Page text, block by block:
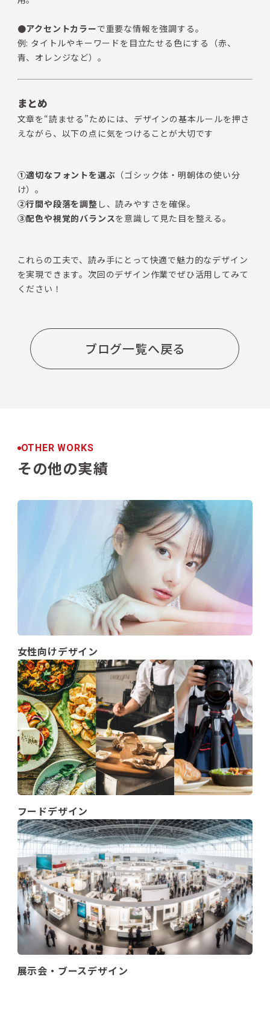
●アクセントカラーで重要な情報を強調する。
例: タイトルやキーワードを目立たせる色にする（赤、
青、オレンジなど）。
まとめ
文章を“読ませる”ためには、デザインの基本ルールを押さ
えながら、以下の点に気をつけることが大切です
①適切なフォントを選ぶ （ゴシック体・明朝体の使い分
け）。
②行間や段落を調整 し、読みやすさを確保。
③配色や視覚的バランスを意識して見た目を整える。
これらの工夫で、読み手にとって快適で魅力的なデザイン
を実現できます。次回のデザイン作業でぜひ活用してみて
ください！
ブログ一覧へ戻る
OTHER WORKS
その他の実績
女性向けデザイン
フードデザイン
展示会・ブースデザイン